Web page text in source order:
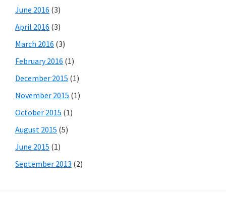
June 2016 (3)
April 2016 (3)
March 2016 (3)
February 2016 (1)
December 2015 (1)
November 2015 (1)
October 2015 (1)
August 2015 (5)
June 2015 (1)
September 2013 (2)